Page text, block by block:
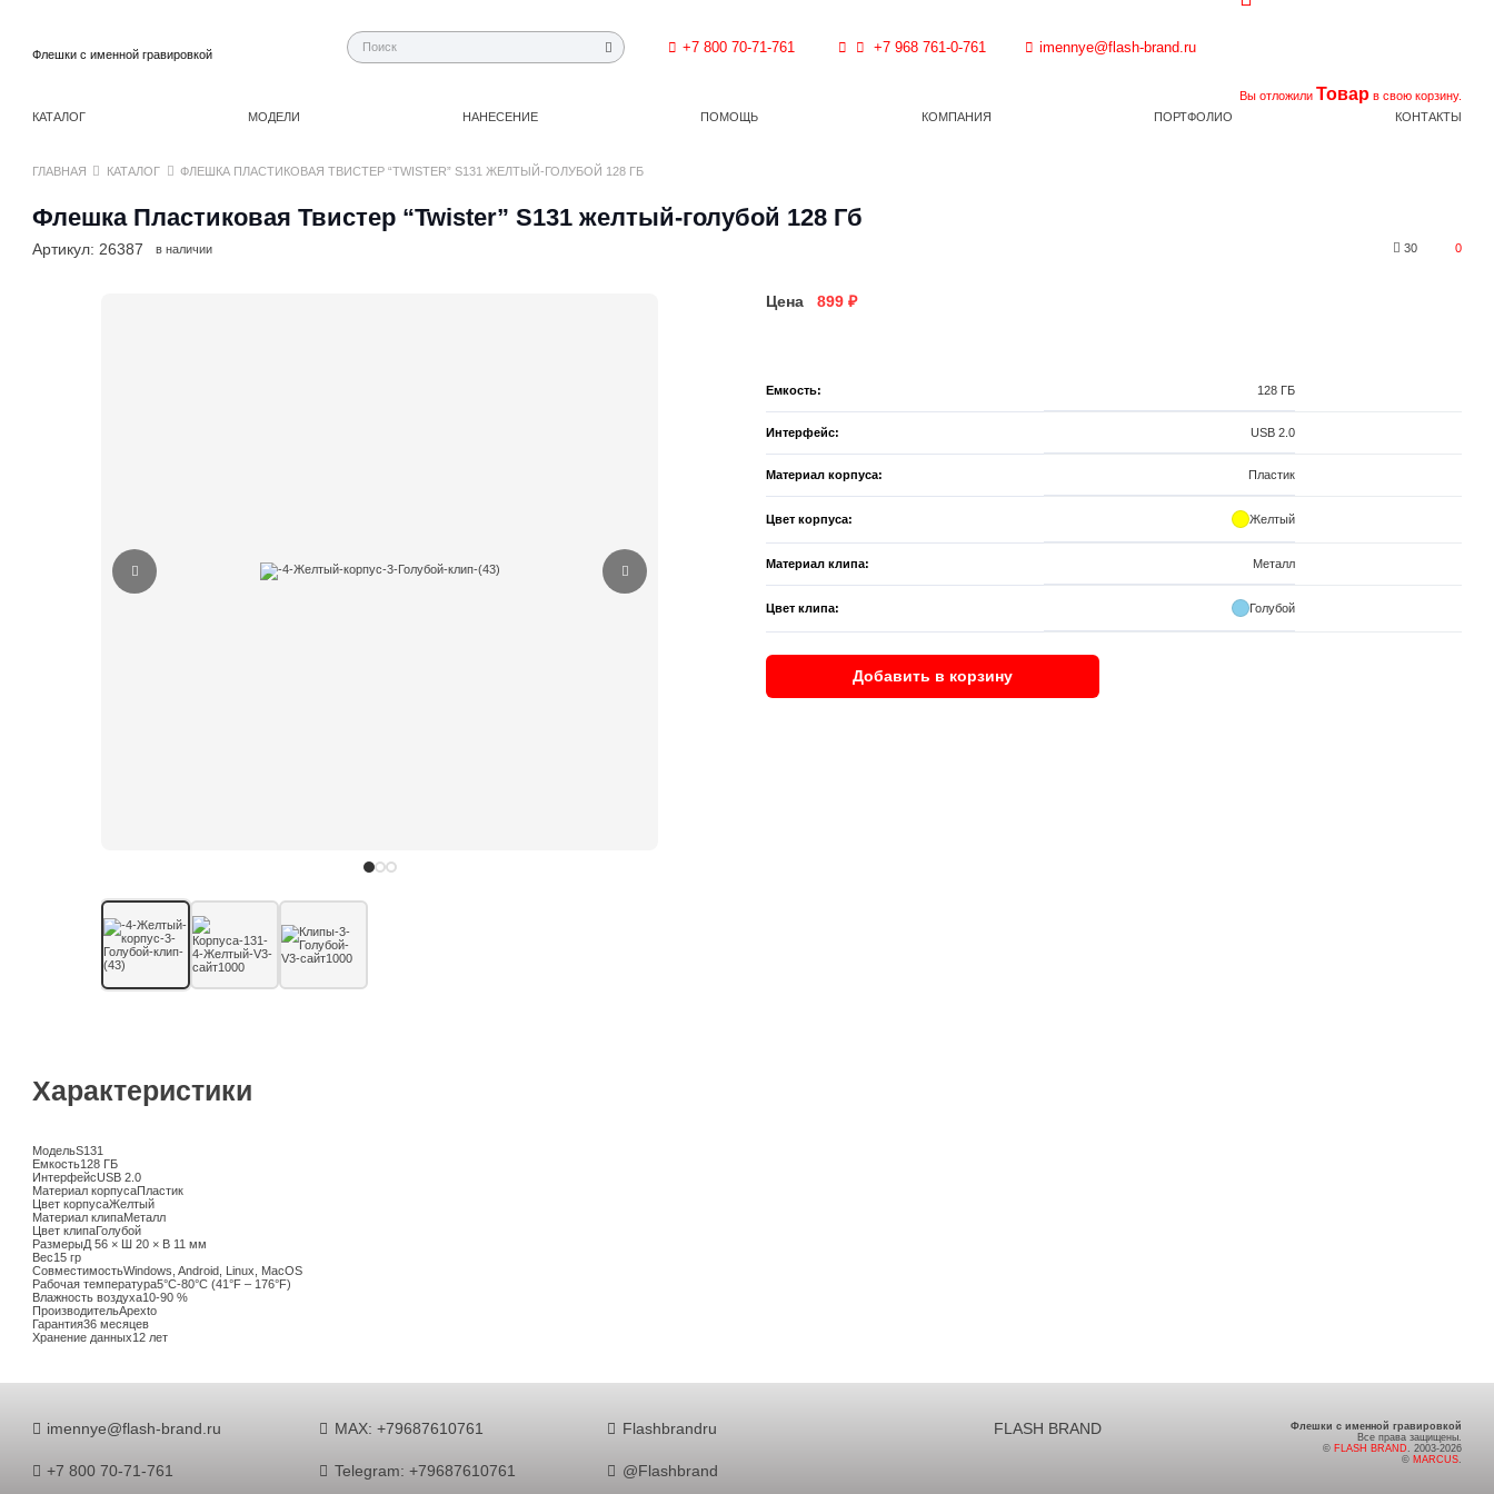
Флешки с именной гравировкой +7 800 70-71-761 +7 968 761-0-761 imennye@flash-brand.ru
Вы отложили Товар в свою корзину.
КАТАЛОГ
МОДЕЛИ НАНЕСЕНИЕ ПОМОЩЬ КОМПАНИЯ ПОРТФОЛИО КОНТАКТЫ
ГЛАВНАЯ КАТАЛОГ ФЛЕШКА ПЛАСТИКОВАЯ ТВИСТЕР “TWISTER” S131 ЖЕЛТЫЙ-ГОЛУБОЙ 128 ГБ
Флешка Пластиковая Твистер “Twister” S131 желтый-голубой 128 Гб
Артикул: 26387 в наличии 30 0
Цена 899 ₽
Емкость: 128 ГБ
Интерфейс: USB 2.0
Материал корпуса: Пластик
Цвет корпуса: Желтый
Материал клипа: Металл
Цвет клипа: Голубой
Добавить в корзину
Характеристики
МодельS131
Емкость128 ГБ
ИнтерфейсUSB 2.0
Материал корпусаПластик
Цвет корпусаЖелтый
Материал клипаМеталл
Цвет клипаГолубой
РазмерыД 56 × Ш 20 × В 11 мм
Вес15 гр
СовместимостьWindows, Android, Linux, MacOS
Рабочая температура5°C-80°C (41°F – 176°F)
Влажность воздуха10-90 %
ПроизводительApexto
Гарантия36 месяцев
Хранение данных12 лет
imennye@flash-brand.ru
+7 800 70-71-761
MAX: +79687610761
Telegram: +79687610761
Flashbrandru
@Flashbrand
FLASH BRAND
Флешки с именной гравировкой
Все права защищены.
© FLASH BRAND
. 2003-2026
© MARCUS